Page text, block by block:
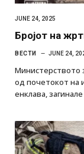
JUNE 24, 2025
Бројот на
ВЕСТИ JUNE 24,
Министерството
од почетокот на
енклава,